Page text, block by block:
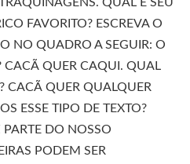
FAVORITO? ESCREVA O
NO QUADRO A SEGUIR: O
CACÃ QUER CAQUI. QUAL
CACÃ QUER QUALQUER
ESSE TIPO DE TEXTO?
PARTE DO NOSSO
PODEM SER